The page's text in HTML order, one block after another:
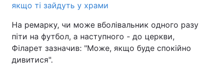
якщо ті зайдуть у храми
На ремарку, чи може вболівальник одного разу
піти на футбол, а наступного - до церкви,
Філарет зазначив: "Може, якщо буде спокійно
дивитися".